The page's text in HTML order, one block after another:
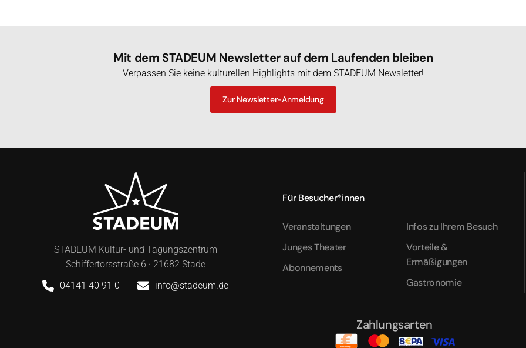
Mit dem STADEUM Newsletter auf dem Laufenden bleiben
Verpassen Sie keine kulturellen Highlights mit dem STADEUM Newsletter!
Zur Newsletter-Anmeldung
STADEUM Kultur- und Tagungszentrum
Schiffertorsstraße 6 · 21682 Stade
04141 40 91 0
info@stadeum.de
Für Besucher*innen
Veranstaltungen
Junges Theater
Abonnements
Infos zu Ihrem Besuch
Vorteile &
Ermäßigungen
Gastronomie
Zahlungsarten